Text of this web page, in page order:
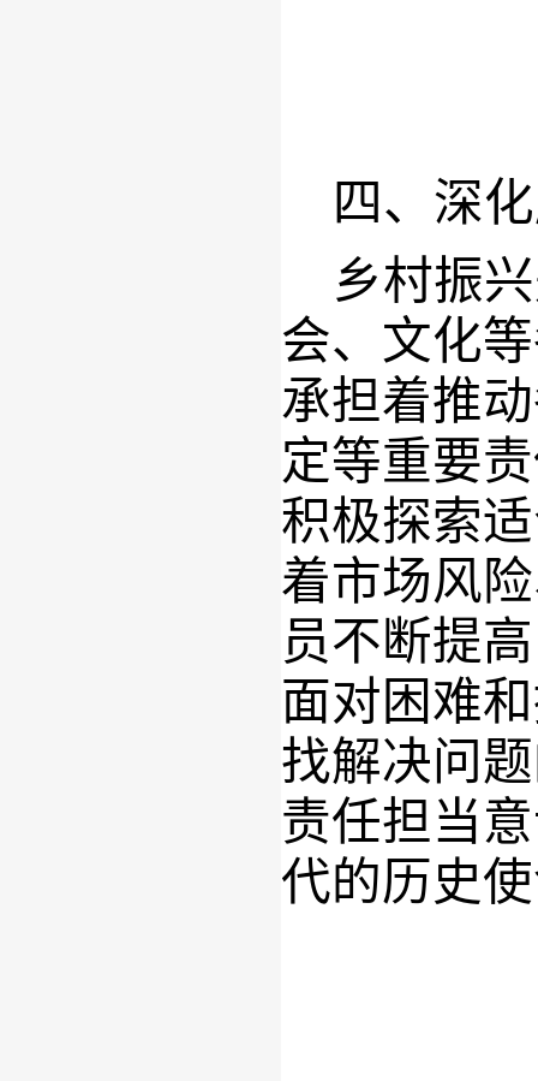
四、 深
乡村振
会、文化
承担着推
定等重要
积极探索
着市场风
员不断提
面对困难
找解决问
责任担当
代的历史